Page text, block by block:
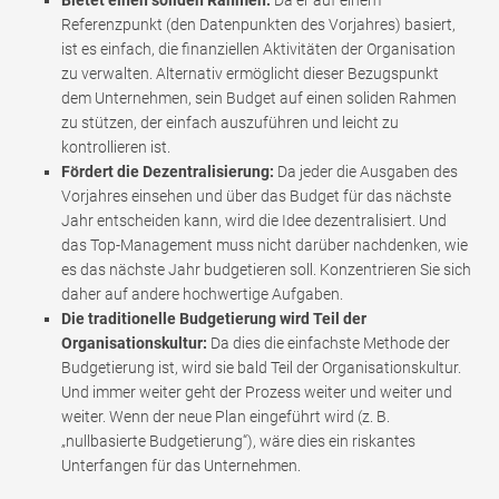
Referenzpunkt (den Datenpunkten des Vorjahres) basiert,
ist es einfach, die finanziellen Aktivitäten der Organisation
zu verwalten. Alternativ ermöglicht dieser Bezugspunkt
dem Unternehmen, sein Budget auf einen soliden Rahmen
zu stützen, der einfach auszuführen und leicht zu
kontrollieren ist.
Fördert die Dezentralisierung: Da jeder die Ausgaben des
Vorjahres einsehen und über das Budget für das nächste
Jahr entscheiden kann, wird die Idee dezentralisiert. Und
das Top-Management muss nicht darüber nachdenken, wie
es das nächste Jahr budgetieren soll. Konzentrieren Sie sich
daher auf andere hochwertige Aufgaben.
Die traditionelle Budgetierung wird Teil der
Organisationskultur: Da dies die einfachste Methode der
Budgetierung ist, wird sie bald Teil der Organisationskultur.
Und immer weiter geht der Prozess weiter und weiter und
weiter. Wenn der neue Plan eingeführt wird (z. B.
„nullbasierte Budgetierung“), wäre dies ein riskantes
Unterfangen für das Unternehmen.